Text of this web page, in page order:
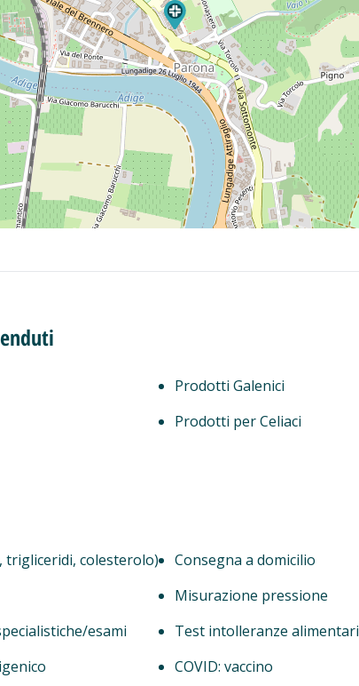
Prodotti Galenici
Prodotti per Celiaci
trigliceridi, colesterolo)
Consegna a domicilio
Misurazione pressione
esami
Test intolleranze alimentari
COVID: vaccino